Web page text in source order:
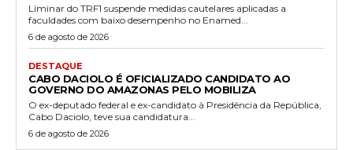
Liminar do TRF1 suspende medidas cautelares aplicadas a
faculdades com baixo desempenho no Enamed...
6 de agosto de 2026
DESTAQUE
CABO DACIOLO É OFICIALIZADO CANDIDATO AO
GOVERNO DO AMAZONAS PELO MOBILIZA
O ex-deputado federal e ex-candidato à Presidência da República,
Cabo Daciolo, teve sua candidatura...
6 de agosto de 2026